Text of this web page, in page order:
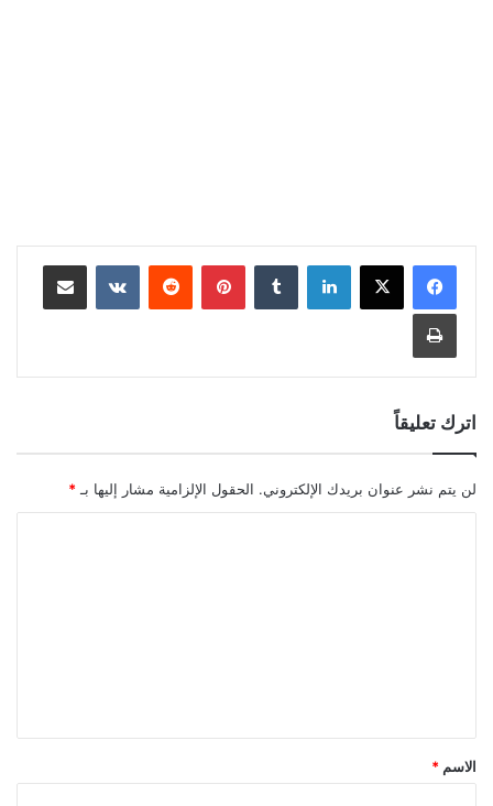
لينكدإن بينتيريست مشاركة عبر البريد
طباعة
اترك تعليقاً
لن يتم نشر عنوان بريدك الإلكتروني. الحقول الإلزامية مشار إليها بـ *
*
الاسم *